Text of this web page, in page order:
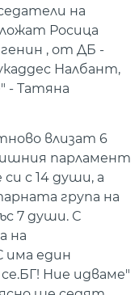
на
Росица
, от ДБ -
Налбант,
- Татяна
влизат 6
парламент
с 14 души, а
група на
7 души. С
на
има един
Ние идваме"